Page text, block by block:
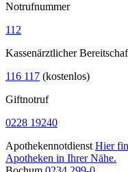
Notrufnummer
112
Kassenärztlicher
116 117 (kostenlos)
Giftnotruf
0228 19240
Apothekennotdienst Hier
Apotheken in Ihrer Nähe.